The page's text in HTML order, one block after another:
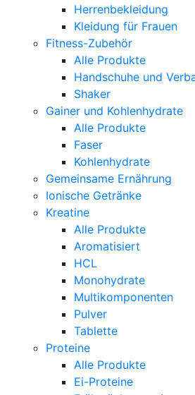
Herrenbekleidung
Kleidung für Frauen
Fitness-Zubehör
Alle Produkte
Handschuhe und
Shaker
Gainer und Kohlenhydrate
Alle Produkte
Faser
Kohlenhydrate
Gemeinsame Ernährung
Ionische Getränke
Kreatine
Alle Produkte
Aromatisiert
HCL
Monohydrate
Multikomponenten
Pulver
Tablette
Proteine
Alle Produkte
Ei-Proteine